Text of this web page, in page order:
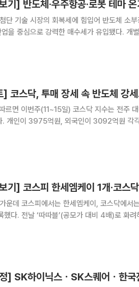
단 기술 시장의 회복세에 힘입어 반도체 소부
을 중심으로 강력한 매수세가 유입됐다. 개
르면 이번주(11~15일) 코스닥 지수는 전주
개인이 3975억원, 외국인이 3092억원 각
밀렸다. 단기 급
운데 코스피에서는 한세엠케이, 코스닥에서
했다. 전날 ‘따따블’(공모가 대비 4배)로 화
오른 1613원에 거래를 마감했다
] SK하이닉스ㆍSK스퀘어ㆍ한국